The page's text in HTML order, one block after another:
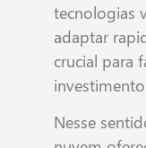
tecnologias
adaptar
crucial para
Nesse